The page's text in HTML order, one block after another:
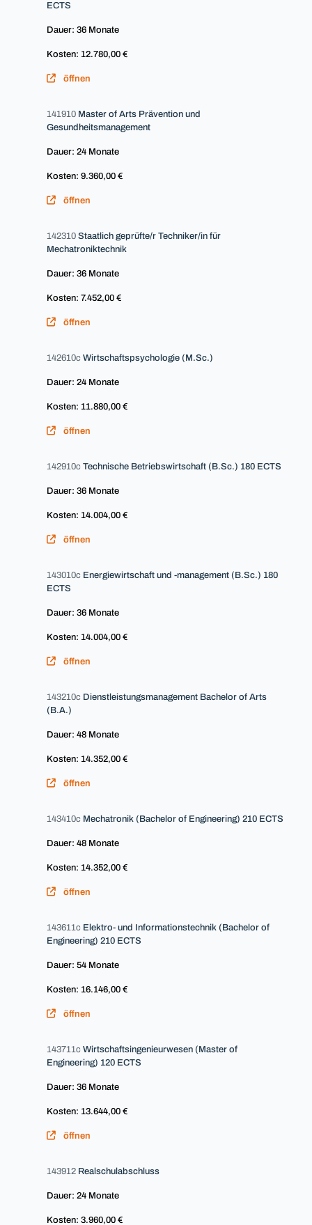
ECTS
Dauer: 36 Monate
Kosten: 12.780,00 €
öffnen
141910 Master of Arts Prävention und
Gesundheitsmanagement
Dauer: 24 Monate
Kosten: 9.360,00 €
öffnen
142310 Staatlich geprüfte/r Techniker/in für
Mechatroniktechnik
Dauer: 36 Monate
Kosten: 7.452,00 €
öffnen
142610c Wirtschaftspsychologie (M.Sc.)
Dauer: 24 Monate
Kosten: 11.880,00 €
öffnen
142910c Technische Betriebswirtschaft (B.Sc.) 180 ECTS
Dauer: 36 Monate
Kosten: 14.004,00 €
öffnen
143010c Energiewirtschaft und -management (B.Sc.) 180
ECTS
Dauer: 36 Monate
Kosten: 14.004,00 €
öffnen
143210c Dienstleistungsmanagement Bachelor of Arts
(B.A.)
Dauer: 48 Monate
Kosten: 14.352,00 €
öffnen
143410c Mechatronik (Bachelor of Engineering) 210 ECTS
Dauer: 48 Monate
Kosten: 14.352,00 €
öffnen
143611c Elektro- und Informationstechnik (Bachelor of
Engineering) 210 ECTS
Dauer: 54 Monate
Kosten: 16.146,00 €
öffnen
143711c Wirtschaftsingenieurwesen (Master of
Engineering) 120 ECTS
Dauer: 36 Monate
Kosten: 13.644,00 €
öffnen
143912 Realschulabschluss
Dauer: 24 Monate
Kosten: 3.960,00 €